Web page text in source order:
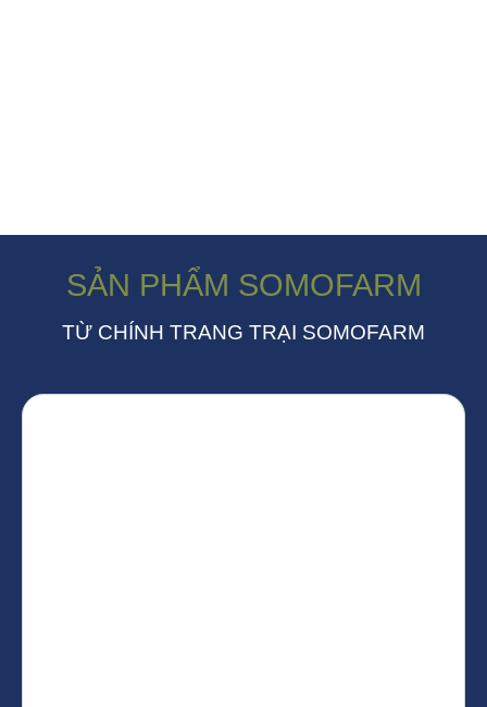
SẢN PHẨM SOMOFARM
TỪ CHÍNH TRANG TRẠI SOMOFARM